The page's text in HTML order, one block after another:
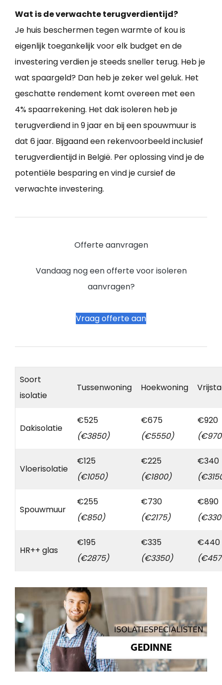
Wat is de verwachte terugverdientijd?
Je huis beschermen tegen warmte of kou is
eigenlijk toegankelijk voor elk budget en de
investering verdien je steeds sneller terug. Heb je
wat spaargeld? Dan heb je zeker wel geluk. Het
geschatte rendement komt overeen met een
4% spaarrekening. Het dak isoleren heb je
terugverdiend in 9 jaar en bij een spouwmuur is
dat 6 jaar. Bijgaand een rekenvoorbeeld inclusief
terugverdientijd in België. Per oplossing vind je de
potentiële besparing en vind je cursief de
verwachte investering.
Offerte aanvragen
Vandaag nog een offerte voor isoleren
aanvragen?
Vraag offerte aan
Soort
isolatie
Tussenwoning Hoekwoning
Dakisolatie
€525
(€3850)
€675
(€5550)
€920
Vloerisolatie
€125
(€1050)
€225
(€1800)
€340
Spouwmuur
€255
(€850)
€730
(€2175)
€890
HR++ glas
€195
(€2875)
€335
(€3350)
€440